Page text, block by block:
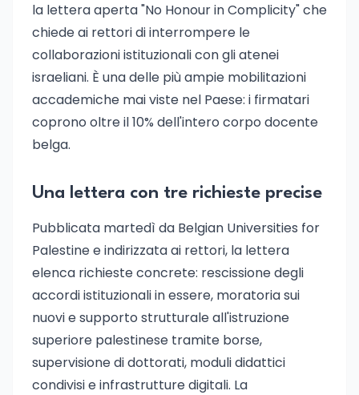
la lettera aperta "No Honour in Complicity" che
chiede ai rettori di interrompere le
collaborazioni istituzionali con gli atenei
israeliani. È una delle più ampie mobilitazioni
accademiche mai viste nel Paese: i firmatari
coprono oltre il 10% dell'intero corpo docente
belga.
Una lettera con tre richieste precise
Pubblicata martedì da Belgian Universities for
Palestine e indirizzata ai rettori, la lettera
elenca richieste concrete: rescissione degli
accordi istituzionali in essere, moratoria sui
nuovi e supporto strutturale all'istruzione
superiore palestinese tramite borse,
supervisione di dottorati, moduli didattici
condivisi e infrastrutture digitali. La